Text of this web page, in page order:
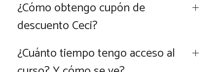
¿Cómo obtengo cupón de
descuento Ceci?
¿Cuánto tiempo tengo acceso al